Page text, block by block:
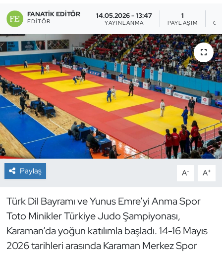
FANATIK EDITÖR
EDITÖR
14.05.2026 - 13:47
YAYINLANMA
1
PAYLAŞIM
Paylaş A- A+
Türk Dil Bayramı ve Yunus Emre’yi Anma Spor
Toto Minikler Türkiye Judo Şampiyonası,
Karaman’da yoğun katılımla başladı. 14-16 Mayıs
2026 tarihleri arasında Karaman Merkez Spor
Briç
Buz Hokeyi
Buz Pateni
Çim Hokeyi
Cimnastik
Curling
Dağcılık
Dövüş Sanatı
E-Spor